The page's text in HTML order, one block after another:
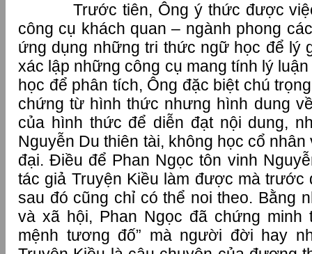
Trước tiên, Ông ý thức được
công cụ khách quan – ngành phong
ứng dụng những tri thức ngữ học để lý
xác lập những công cụ mang tính lý
học để phân tích, Ông đặc biệt chú
chứng từ hình thức nhưng hình dung
của hình thức để diễn đạt nội dung,
Nguyễn Du thiên tài, không học cổ
đại. Điều để Phan Ngọc tôn vinh
tác giả Truyện Kiều làm được mà
sau đó cũng chỉ có thể noi theo. Bằng
và xã hội, Phan Ngọc đã chứng minh
mệnh tương đố” mà người đời hay